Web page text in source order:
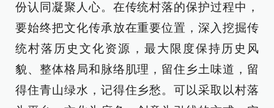
份认同凝聚人心。在传统村落的保护过程中，
要始终把文化传承放在重要位置，深入挖掘传
统村落历史文化资源，最大限度保持历史风
貌、整体格局和脉络肌理，留住乡土味道，留
得住青山绿水，记得住乡愁。可以采取以村落